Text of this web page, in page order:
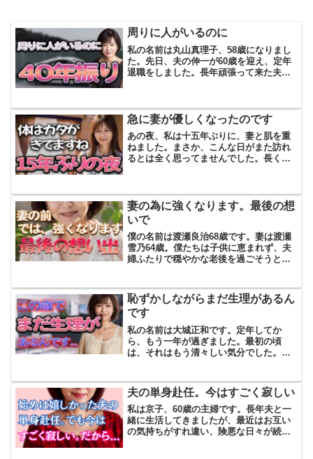
周りに人がいるのに
私の名前は丸山真理子、58歳になりまし
た。先日、夫の伸一が60歳を迎え、定年
退職をしました。長年頑張って来た夫は
頑張ってくれるようで...
急に妻が優しくなったのです
あの夜、私は十五年ぶりに、妻と肌を重
ねました。まさか、こんな日がまた訪れ
るとは全く思ってませんでした。長く連
かそれが当たり前になっていました。け
れどその夜、布団の中で祥...
妻の為に強くなります。最後の想
いで
僕の名前は渡瀬良治68歳です。妻は渡瀬
雪乃64歳。僕たちは子供に恵まれず、夫
婦ふたりで穏やかな老後を過ごそうと若
たのです。なぜなら、雪乃は厄介な病気
を患ってしまい、幸せ...
恥ずかしながらまだ生理があるん
です
私の名前は大城正和です。定年してか
ら、もう一年が過ぎました。最初の頃
は、それはもう清々しい気分でした。朝
ったような気がして、毎朝ゆっくりコー
ヒーを淹れては窓の外の景色を...
夫の単身赴任。今はすごく寂しい
私は京子、60歳の主婦です。長年夫と一
緒に生活してきましたが、最近はお互い
の気持ちがすれ違い、険悪な日々が続い